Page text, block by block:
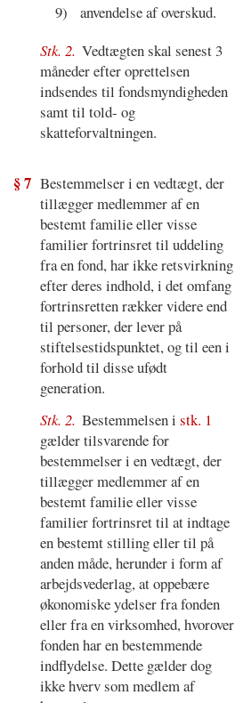
9)
anvendelse af overskud.
Stk. 2. Vedtægten skal senest 3
måneder efter oprettelsen
indsendes til fondsmyndigheden
samt til told- og
skatteforvaltningen.
§ 7 Bestemmelser i en vedtægt, der
tillægger medlemmer af en
bestemt familie eller visse
familier fortrinsret til uddeling
fra en fond, har ikke retsvirkning
efter deres indhold, i det omfang
fortrinsretten rækker videre end
til personer, der lever på
stiftelsestidspunktet, og til een i
forhold til disse ufødt
generation.
Stk. 2. Bestemmelsen istk. 1
gælder tilsvarende for
bestemmelser i en vedtægt, der
tillægger medlemmer af en
bestemt familie eller visse
familier fortrinsret til at indtage
en bestemt stilling eller til på
anden måde, herunder i form af
arbejdsvederlag, at oppebære
økonomiske ydelser fra fonden
eller fra en virksomhed, hvorover
fonden har en bestemmende
indflydelse. Dette gælder dog
ikke hverv som medlem af